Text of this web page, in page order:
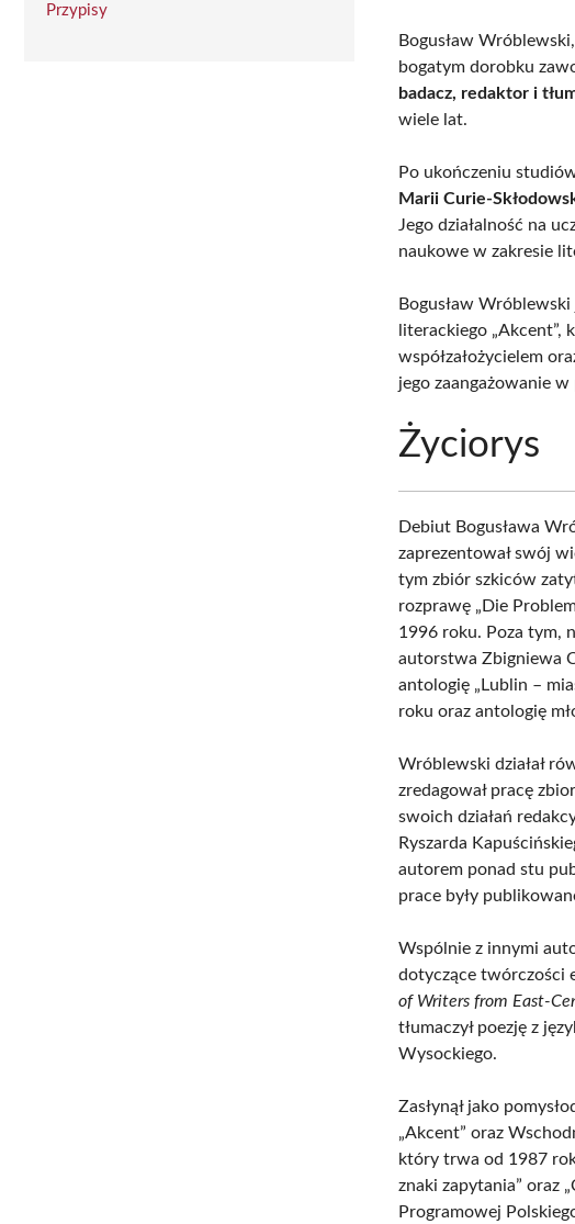
Przypisy
Bogusław
bogatym dorobku
badacz, redaktor i
wiele lat.
Po ukończeniu
Marii Curie-
Jego działalność na
naukowe w zakresie
Bogusław
literackiego „Akcent”,
współzałożycielem
jego zaangażowanie
Życiorys
Debiut Bogusława
zaprezentował swój
tym zbiór szkiców
rozprawę „Die
1996 roku. Poza tym,
autorstwa Zbigniewa
antologię „Lublin –
roku oraz antologię
Wróblewski działał
zredagował pracę
swoich działań
Ryszarda
autorem ponad stu
prace były
Wspólnie z innymi
dotyczące twórczości
of Writers from East-
tłumaczył poezję z
Wysockiego.
Zasłynął jako
„Akcent” oraz
który trwa od 1987
znaki zapytania” oraz
Programowej